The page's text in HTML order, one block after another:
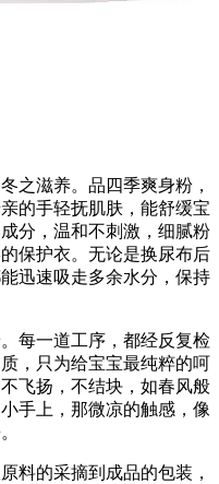
之滋养。品四季爽身粉，
的手轻抚肌肤，能舒缓宝
分，温和不刺激，细腻粉
保护衣。无论是换尿布后
迅速吸走多余水分，保持
每一道工序，都经反复检
，只为给宝宝最纯粹的呵
飞扬，不结块，如春风般
手上，那微凉的触感，像
料的采摘到成品的包装，